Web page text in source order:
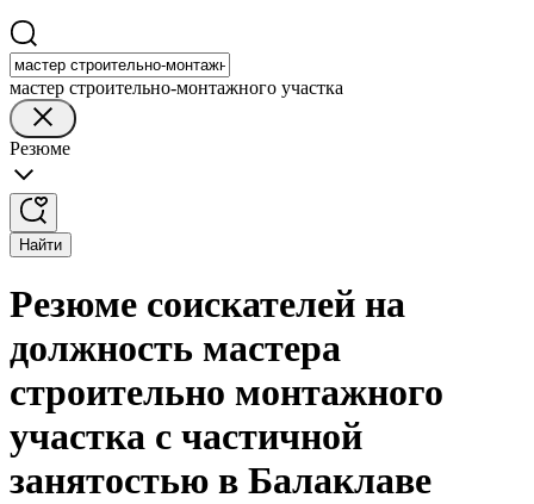
мастер строительно-монтажного участка
Резюме
Найти
Резюме соискателей на
должность мастера
строительно монтажного
участка с частичной
занятостью в Балаклаве